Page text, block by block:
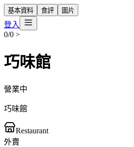
基本資料 食評 圖片
登入
0/0 >
巧味館
營業中
巧味館
Restaurant
外賣